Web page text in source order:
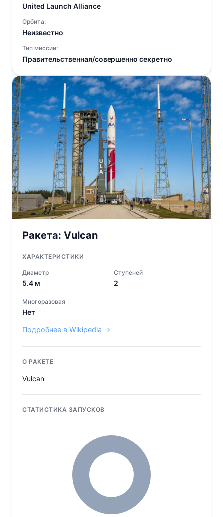
United Launch Alliance
Орбита:
Неизвестно
Тип миссии:
Правительственная/совершенно секретно
Ракета: Vulcan
ХАРАКТЕРИСТИКИ
Диаметр
5.4 м
Ступеней
2
Многоразовая
Нет
Подробнее в Wikipedia →
О РАКЕТЕ
Vulcan
СТАТИСТИКА ЗАПУСКОВ